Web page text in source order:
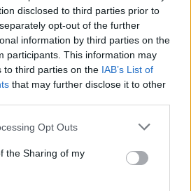
disclosed to third parties prior to
opt-out of the further
information by third parties on the
participants. This information may
to third parties on the IAB’s List of
that may further disclose it to other
Opt Outs
the Sharing of my
ΠΡΙΝ 7 ΏΡΕΣ
Εκδόθηκε από τη Βρετανία και
μεταφέρθηκε στην Αθήνα με συνοδεία
του ελληνικού FBI - Δείτε φωτογραφίες
Τραγωδία στα Μάλια με νεκρή
μητέρα: Βούτηξε να σώσει τη
φίλη της και πνίγηκε ‑ τα
ΠΡΙΝ 7 ΏΡΕΣ
Η νεκροψία-νεκροτομή στη σορό της
42χρονης έδειξε πνιγμό εντός ύδατος ως